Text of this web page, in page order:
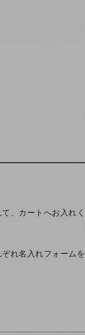
、カートへお入れ
れ名入れフォーム